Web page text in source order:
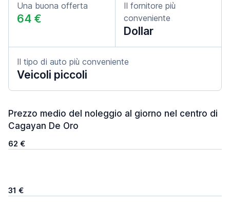
Una buona offerta
64 €
Il fornitore più
conveniente
Dollar
Il tipo di auto più conveniente
Veicoli piccoli
Prezzo medio del noleggio al giorno nel centro di
Cagayan De Oro
62 €
31 €